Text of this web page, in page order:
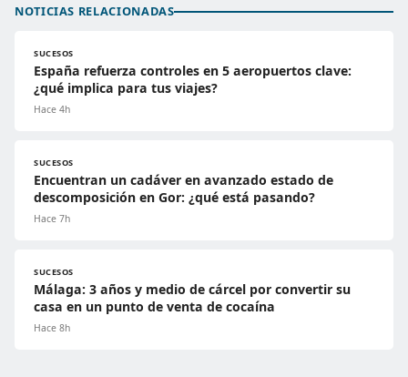
NOTICIAS RELACIONADAS
SUCESOS
España refuerza controles en 5 aeropuertos clave:
¿qué implica para tus viajes?
Hace 4h
SUCESOS
Encuentran un cadáver en avanzado estado de
descomposición en Gor: ¿qué está pasando?
Hace 7h
SUCESOS
Málaga: 3 años y medio de cárcel por convertir su
casa en un punto de venta de cocaína
Hace 8h